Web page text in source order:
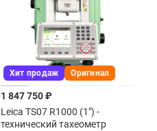
Хит продаж Оригинал
1 847 750 ₽
Leica TS07 R1000 (1") -
технический тахеометр